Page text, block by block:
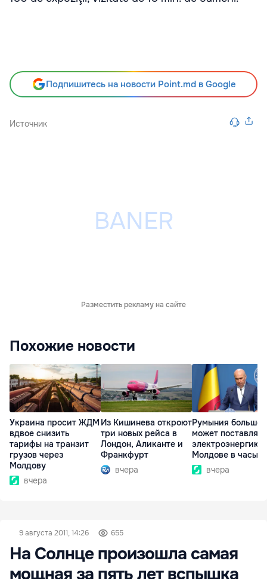
Подпишитесь на новости Point.md в Google
Источник
Разместить рекламу на сайте
Похожие новости
Украина просит ЖДМ
вдвое снизить
тарифы на транзит
грузов через
Молдову
вчера
Из Кишинева откроют
три новых рейса в
Лондон, Аликанте и
Франкфурт
вчера
Румыния больше
может поставлять
электроэнергию
Молдове в часы
вчера
9 августа 2011, 14:26 655
На Солнце произошла самая
мощная за пять лет вспышка